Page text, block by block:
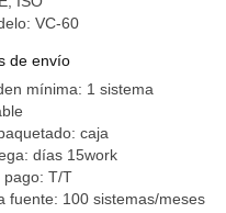
VC-60
de envío
mínima: 1 sistema
caja
días 15work
pago: T/T
fuente: 100 sistemas/meses